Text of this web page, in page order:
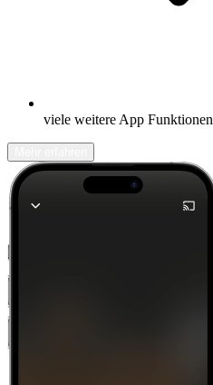
viele weitere App Funktionen